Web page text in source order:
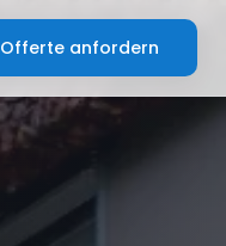
Offerte anfordern